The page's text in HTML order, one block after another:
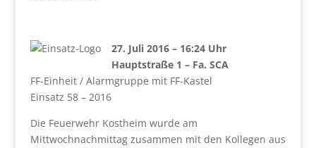
27. Juli 2016 – 16:24 Uhr
Hauptstraße 1 – Fa. SCA
FF-Einheit / Alarmgruppe mit FF-Kastel
Einsatz 58 – 2016
Die Feuerwehr Kostheim wurde am
Mittwochnachmittag zusammen mit den Kollegen aus